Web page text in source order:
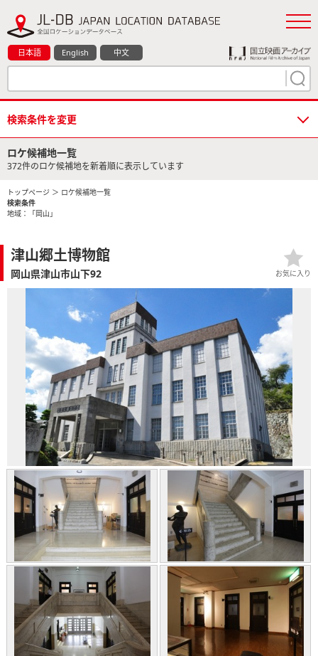
日本語 English 中文
検索条件を変更
ロケ候補地一覧
372件のロケ候補地を新着順に表示しています
トップページ ＞ ロケ候補地一覧
検索条件
地域：「岡山」
津山郷土博物館
岡山県津山市山下92 お気に入り